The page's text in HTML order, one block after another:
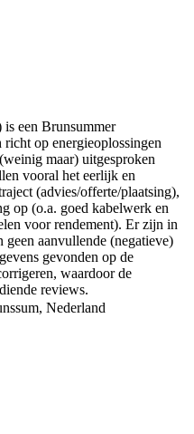
is een Brunsummer
op energieoplossingen
maar) uitgesproken
vooral het eerlijk en
(advies/offerte/plaatsing),
op (o.a. goed kabelwerk en
voor rendement). Er zijn in
aanvullende (negatieve)
gevonden op de
waardoor de
reviews.
Nederland